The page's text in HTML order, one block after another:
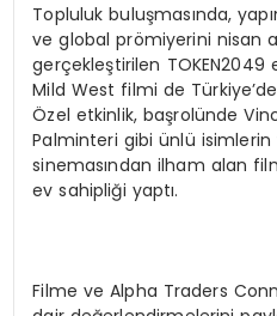
Topluluk buluşmasında,
ve global prömiyerini nisan
gerçekleştirilen
Mild West filmi de
Özel etkinlik, başrolünde
Palminteri gibi ünlü isimlerin
sinemasından ilham alan
ev sahipliği yaptı.
Filme ve Alpha Traders